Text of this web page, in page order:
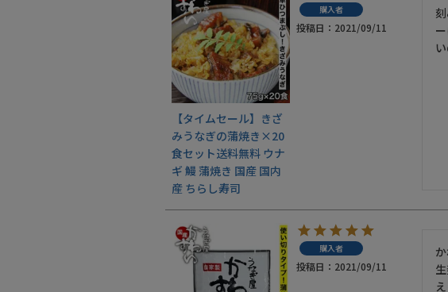
【タイムセール】きざ
みうなぎの蒲焼き×20
食セット送料無料 ウナ
ギ 鰻 蒲焼き 国産 国内
産 ちらし寿司
購入者
投稿日 2021/09/11
購入者
投稿日 2021/09/11